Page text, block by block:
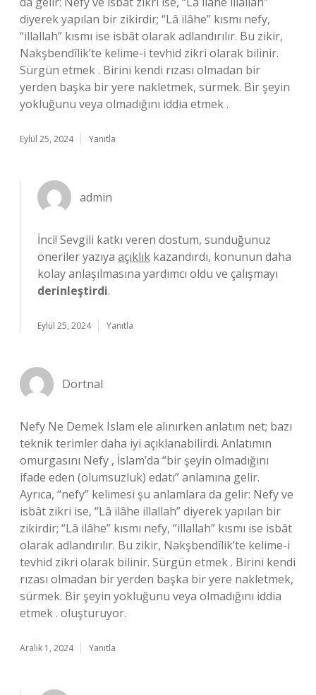
diyerek yapılan bir zikirdir; “Lâ ilâhe” kısmı nefy,
“illallah” kısmı ise isbât olarak adlandırılır. Bu zikir,
Nakşbendîlik’te kelime-i tevhid zikri olarak bilinir.
Sürgün etmek . Birini kendi rızası olmadan bir
yerden başka bir yere nakletmek, sürmek. Bir şeyin
yokluğunu veya olmadığını iddia etmek .
Eylül 25, 2024 Yanıtla
admin
İnci! Sevgili katkı veren dostum, sunduğunuz
öneriler yazıya açıklık kazandırdı, konunun daha
kolay anlaşılmasına yardımcı oldu ve çalışmayı
derinleştirdi.
Eylül 25, 2024 Yanıtla
Dörtnal
Nefy Ne Demek Islam ele alınırken anlatım net; bazı
teknik terimler daha iyi açıklanabilirdi. Anlatımın
omurgasını Nefy , İslam’da “bir şeyin olmadığını
ifade eden (olumsuzluk) edatı” anlamına gelir.
Ayrıca, “nefy” kelimesi şu anlamlara da gelir: Nefy ve
isbât zikri ise, “Lâ ilâhe illallah” diyerek yapılan bir
zikirdir; “Lâ ilâhe” kısmı nefy, “illallah” kısmı ise isbât
olarak adlandırılır. Bu zikir, Nakşbendîlik’te kelime-i
tevhid zikri olarak bilinir. Sürgün etmek . Birini kendi
rızası olmadan bir yerden başka bir yere nakletmek,
sürmek. Bir şeyin yokluğunu veya olmadığını iddia
etmek . oluşturuyor.
Aralık 1, 2024 Yanıtla